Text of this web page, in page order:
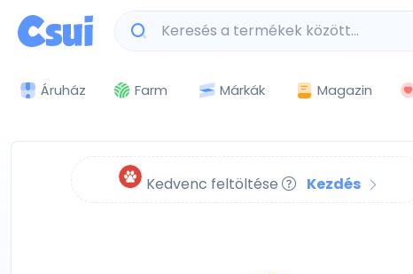
Áruház Farm Márkák Magazin
Kedvenc feltöltése Kezdés